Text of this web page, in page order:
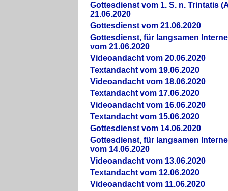
Gottesdienst vom 1. S. n. Trintatis
21.06.2020
Gottesdienst vom 21.06.2020
Gottesdienst, für langsamen
vom 21.06.2020
Videoandacht vom 20.06.2020
Textandacht vom 19.06.2020
Videoandacht vom 18.06.2020
Textandacht vom 17.06.2020
Videoandacht vom 16.06.2020
Textandacht vom 15.06.2020
Gottesdienst vom 14.06.2020
Gottesdienst, für langsamen
vom 14.06.2020
Videoandacht vom 13.06.2020
Textandacht vom 12.06.2020
Videoandacht vom 11.06.2020